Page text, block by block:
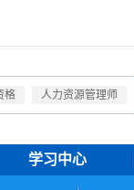
格 人力资源管理师
学习中心